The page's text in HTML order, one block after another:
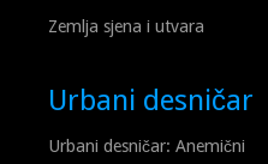
Zemlja sjena i utvara
Urbani desničar
Urbani desničar: Anemični